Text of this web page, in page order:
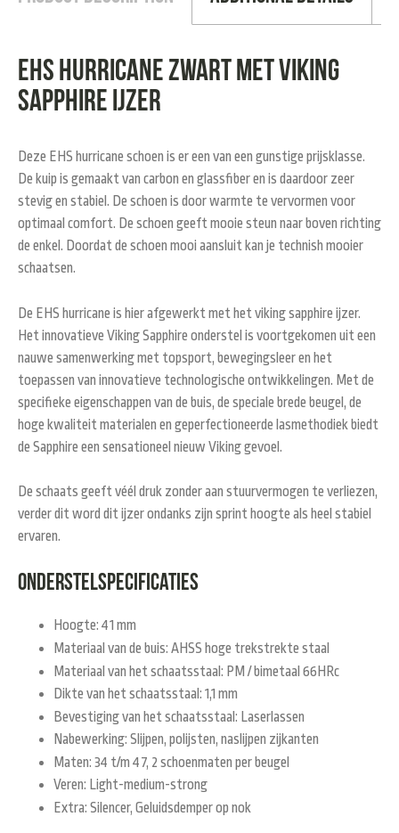
EHS hurricane zwart met Viking
Sapphire ijzer
Deze EHS hurricane schoen is er een van een gunstige prijsklasse.
De kuip is gemaakt van carbon en glassfiber en is daardoor zeer
stevig en stabiel. De schoen is door warmte te vervormen voor
optimaal comfort. De schoen geeft mooie steun naar boven richting
de enkel. Doordat de schoen mooi aansluit kan je technish mooier
schaatsen.
De EHS hurricane is hier afgewerkt met het viking sapphire ijzer.
Het innovatieve Viking Sapphire onderstel is voortgekomen uit een
nauwe samenwerking met topsport, bewegingsleer en het
toepassen van innovatieve technologische ontwikkelingen. Met de
specifieke eigenschappen van de buis, de speciale brede beugel, de
hoge kwaliteit materialen en geperfectioneerde lasmethodiek biedt
de Sapphire een sensationeel nieuw Viking gevoel.
De schaats geeft véél druk zonder aan stuurvermogen te verliezen,
verder dit word dit ijzer ondanks zijn sprint hoogte als heel stabiel
ervaren.
Onderstelspecificaties
Hoogte: 41 mm
Materiaal van de buis: AHSS hoge trekstrekte staal
Materiaal van het schaatsstaal: PM / bimetaal 66HRc
Dikte van het schaatsstaal: 1,1 mm
Bevestiging van het schaatsstaal: Laserlassen
Nabewerking: Slijpen, polijsten, naslijpen zijkanten
Maten: 34 t/m 47, 2 schoenmaten per beugel
Veren: Light-medium-strong
Extra: Silencer, Geluidsdemper op nok